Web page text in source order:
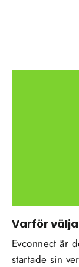
Varför välja
Evconnect är
startade sin